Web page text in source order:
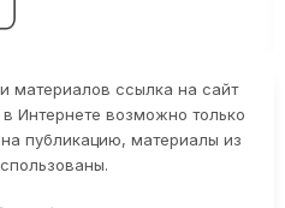
материалов ссылка на сайт
Интернете возможно только
публикацию, материалы из